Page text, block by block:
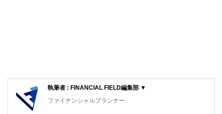
執筆者 : FINANCIAL FIELD編集部 ▼
ファイナンシャルプランナー